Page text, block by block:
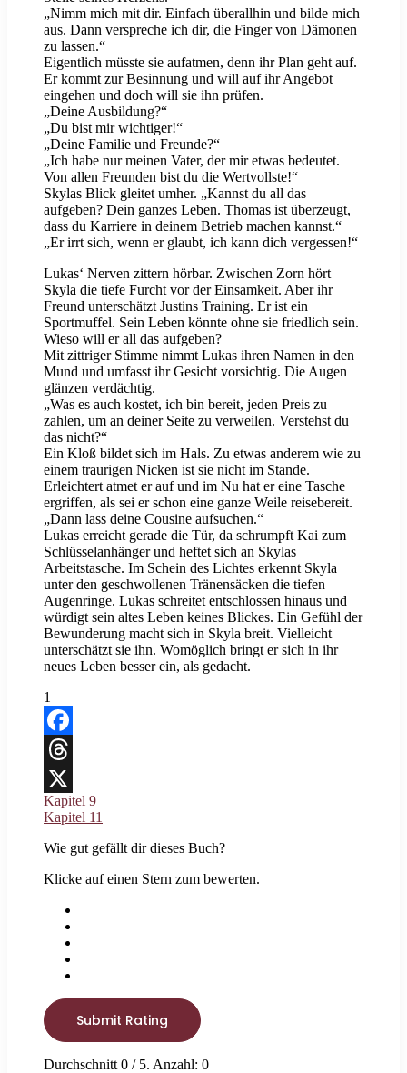
„Nimm mich mit dir. Einfach überallhin und bilde mich
aus. Dann verspreche ich dir, die Finger von Dämonen
zu lassen.“
Eigentlich müsste sie aufatmen, denn ihr Plan geht auf.
Er kommt zur Besinnung und will auf ihr Angebot
eingehen und doch will sie ihn prüfen.
„Deine Ausbildung?“
„Du bist mir wichtiger!“
„Deine Familie und Freunde?“
„Ich habe nur meinen Vater, der mir etwas bedeutet.
Von allen Freunden bist du die Wertvollste!“
Skylas Blick gleitet umher. „Kannst du all das
aufgeben? Dein ganzes Leben. Thomas ist überzeugt,
dass du Karriere in deinem Betrieb machen kannst.“
„Er irrt sich, wenn er glaubt, ich kann dich vergessen!“
Lukas‘ Nerven zittern hörbar. Zwischen Zorn hört
Skyla die tiefe Furcht vor der Einsamkeit. Aber ihr
Freund unterschätzt Justins Training. Er ist ein
Sportmuffel. Sein Leben könnte ohne sie friedlich sein.
Wieso will er all das aufgeben?
Mit zittriger Stimme nimmt Lukas ihren Namen in den
Mund und umfasst ihr Gesicht vorsichtig. Die Augen
glänzen verdächtig.
„Was es auch kostet, ich bin bereit, jeden Preis zu
zahlen, um an deiner Seite zu verweilen. Verstehst du
das nicht?“
Ein Kloß bildet sich im Hals. Zu etwas anderem wie zu
einem traurigen Nicken ist sie nicht im Stande.
Erleichtert atmet er auf und im Nu hat er eine Tasche
ergriffen, als sei er schon eine ganze Weile reisebereit.
„Dann lass deine Cousine aufsuchen.“
Lukas erreicht gerade die Tür, da schrumpft Kai zum
Schlüsselanhänger und heftet sich an Skylas
Arbeitstasche. Im Schein des Lichtes erkennt Skyla
unter den geschwollenen Tränensäcken die tiefen
Augenringe. Lukas schreitet entschlossen hinaus und
würdigt sein altes Leben keines Blickes. Ein Gefühl der
Bewunderung macht sich in Skyla breit. Vielleicht
unterschätzt sie ihn. Womöglich bringt er sich in ihr
neues Leben besser ein, als gedacht.
1
Facebook
Threads
X
Kapitel 9
Kapitel 11
Wie gut gefällt dir dieses Buch?
Klicke auf einen Stern zum bewerten.
Submit Rating
Durchschnitt 0 / 5. Anzahl: 0